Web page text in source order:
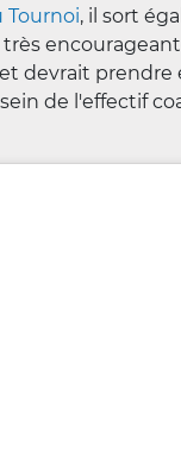
Tournoi, il sort
devrait prendre
de l'effectif